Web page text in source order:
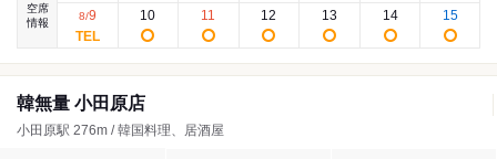
空席
情報
8/9 10 11 12 13 14 15
韓無量 小田原店
小田原駅 276m / 韓国料理、居酒屋